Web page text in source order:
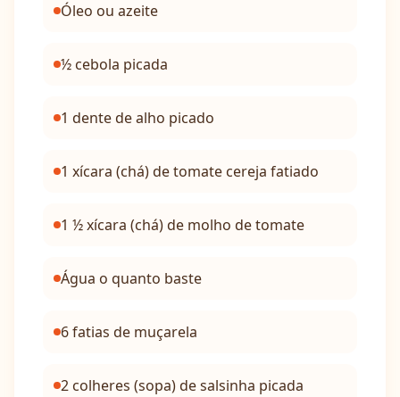
Óleo ou azeite
½ cebola picada
1 dente de alho picado
1 xícara (chá) de tomate cereja fatiado
1 ½ xícara (chá) de molho de tomate
Água o quanto baste
6 fatias de muçarela
2 colheres (sopa) de salsinha picada